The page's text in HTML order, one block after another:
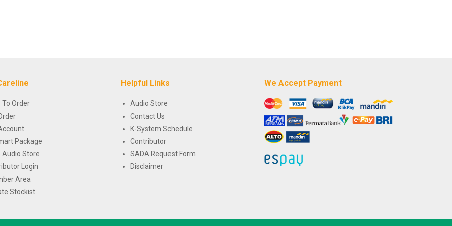
To Order
Package
Audio Store
Login
Area
Stockist
Helpful Links
Audio Store
Contact Us
K-System Schedule
Contributor
SADA Request Form
Disclaimer
We Accept Payment